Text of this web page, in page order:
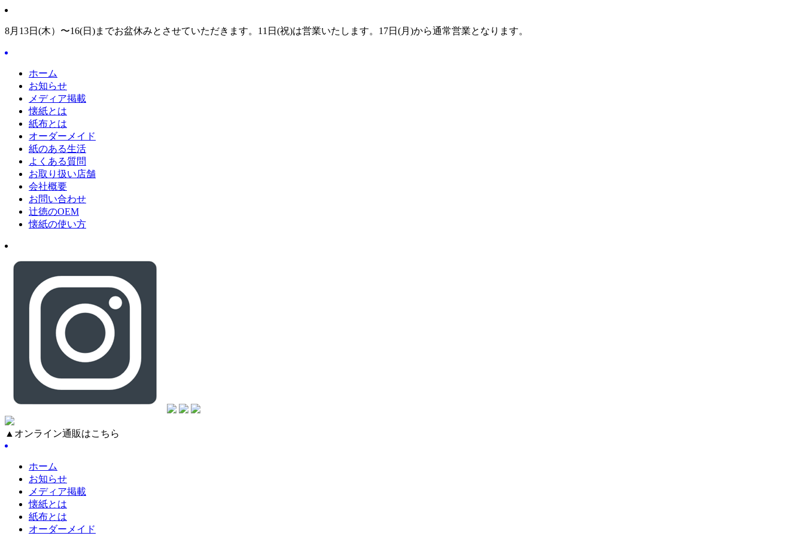
8月13日(木）〜16(日)までお盆休みとさせていただきます。11日(祝)は営業いたします。17日(月)から通常営業となります。
ホーム
お知らせ
メディア掲載
懐紙とは
紙布とは
オーダーメイド
紙のある生活
よくある質問
お取り扱い店舗
会社概要
お問い合わせ
辻徳のOEM
懐紙の使い方
▲オンライン通販はこちら
ホーム
お知らせ
メディア掲載
懐紙とは
紙布とは
オーダーメイド